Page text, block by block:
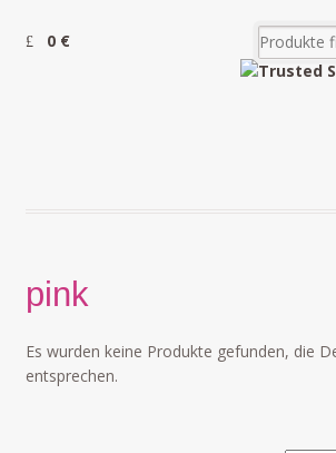
0 €
pink
Es wurden keine Produkte gefunden, die
entsprechen.